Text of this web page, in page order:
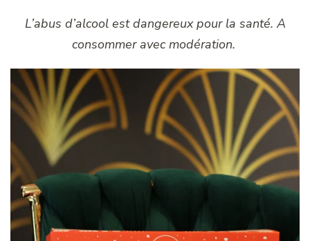
L’abus d’alcool est dangereux pour la santé. A
consommer avec modération.